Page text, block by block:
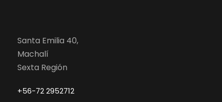
Santa Emilia 40,
Machalí
Sexta Región
+56-72 2952712